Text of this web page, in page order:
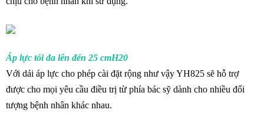
Áp lực tối đa lên đến 25 cmH20
Với dải áp lực cho phép cài đặt rộng như vậy YH825 sẽ hỗ trợ
được cho mọi yêu cầu điều trị từ phía bác sỹ dành cho nhiều đối
tượng bệnh nhân khác nhau.